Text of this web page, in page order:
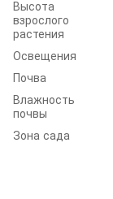
Высота
взрослого
растения
Освещения
Почва
Влажность
почвы
Зона сада